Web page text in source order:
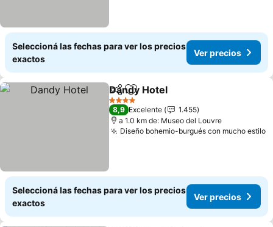
Seleccioná las fechas para ver los precios
exactos
Ver precios
CompartirAñadir a favoritos
Dandy Hotel
4 Estrellas
8,9 Excelente
1.455
a 1.0 km de: Museo del Louvre
Diseño bohemio-burgués con mucho estilo
Seleccioná las fechas para ver los precios
exactos
Ver precios